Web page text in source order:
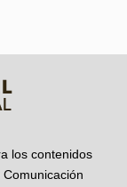
los contenidos